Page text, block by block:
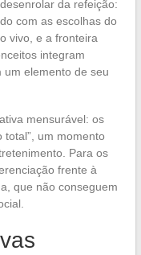
da refeição:
com as escolhas do
vivo, e a fronteira
integram
um elemento de seu
mensurável: os
total”, um momento
Para os
frente à
que não conseguem